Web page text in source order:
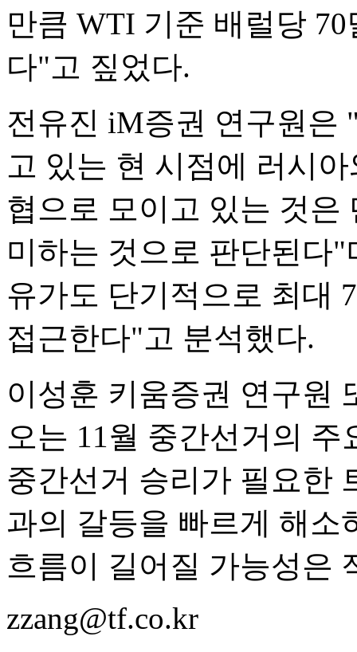
만큼 WTI 기준 배럴당
다"고 짚었다.
전유진 iM증권 연구원은
고 있는 현 시점에 러시
협으로 모이고 있는 것은
미하는 것으로 판단된다
유가도 단기적으로 최대
접근한다"고 분석했다.
이성훈 키움증권 연구원
오는 11월 중간선거의
중간선거 승리가 필요한
과의 갈등을 빠르게 해소
흐름이 길어질 가능성은
zzang@tf.co.kr